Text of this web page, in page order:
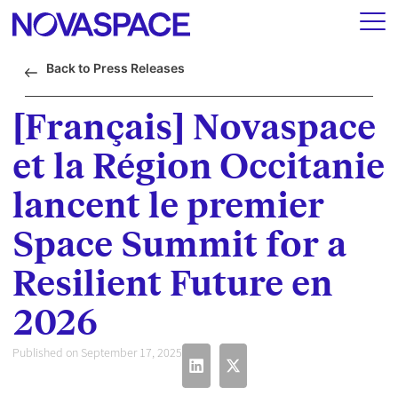
Back to Press Releases
[Français] Novaspace
et la Région Occitanie
lancent le premier
Space Summit for a
Resilient Future en
2026
Published on September 17, 2025